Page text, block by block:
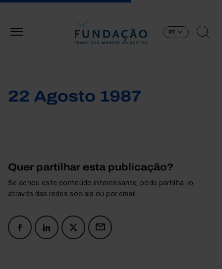
PT
22 Agosto 1987
Quer partilhar esta publicação?
Se achou este conteúdo interessante, pode partilhá-lo
através das redes sociais ou por email.